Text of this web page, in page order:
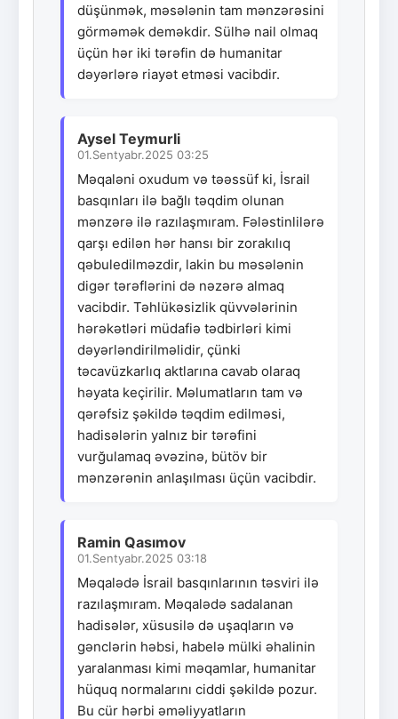
düşünmək, məsələnin tam mənzərəsini
görməmək deməkdir. Sülhə nail olmaq
üçün hər iki tərəfin də humanitar
dəyərlərə riayət etməsi vacibdir.
Aysel Teymurli
01.Sentyabr.2025 03:25
Məqaləni oxudum və təəssüf ki, İsrail
basqınları ilə bağlı təqdim olunan
mənzərə ilə razılaşmıram. Fələstinlilərə
qarşı edilən hər hansı bir zorakılıq
qəbuledilməzdir, lakin bu məsələnin
digər tərəflərini də nəzərə almaq
vacibdir. Təhlükəsizlik qüvvələrinin
hərəkətləri müdafiə tədbirləri kimi
dəyərləndirilməlidir, çünki
təcavüzkarlıq aktlarına cavab olaraq
həyata keçirilir. Məlumatların tam və
qərəfsiz şəkildə təqdim edilməsi,
hadisələrin yalnız bir tərəfini
vurğulamaq əvəzinə, bütöv bir
mənzərənin anlaşılması üçün vacibdir.
Ramin Qasımov
01.Sentyabr.2025 03:18
Məqalədə İsrail basqınlarının təsviri ilə
razılaşmıram. Məqalədə sadalanan
hadisələr, xüsusilə də uşaqların və
gənclərin həbsi, habelə mülki əhalinin
yaralanması kimi məqamlar, humanitar
hüquq normalarını ciddi şəkildə pozur.
Bu cür hərbi əməliyyatların